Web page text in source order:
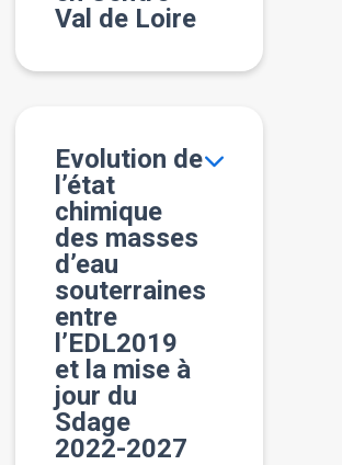
Val de Loire
Evolution de
l’état
chimique
des masses
d’eau
souterraines
entre
l’EDL2019
et la mise à
jour du
Sdage
2022-2027